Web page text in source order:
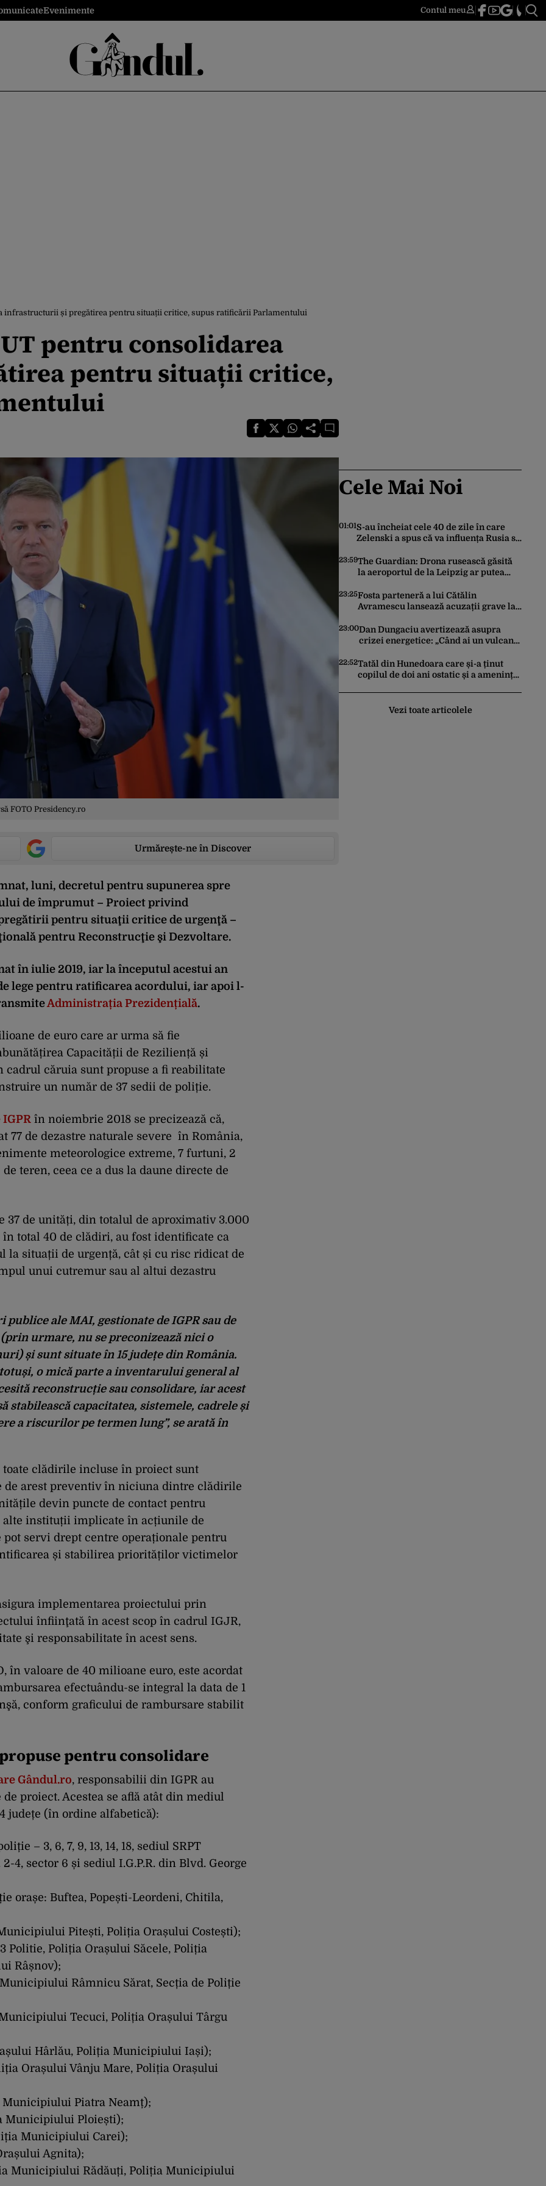
Evenimente Contul meu
infrastructurii și pregătirea pentru situații critice, supus ratificării Parlamentului
pentru consolidarea
pentru situații critice,
FOTO Presidency.ro
Urmărește-ne în Discover
luni, decretul pentru supunerea spre
de împrumut – Proiect privind
pentru situaţii critice de urgenţă –
pentru Reconstrucţie şi Dezvoltare.
în iulie 2019, iar la începutul acestui an
lege pentru ratificarea acordului, iar apoi l-
Administrația Prezidențială.
de euro care ar urma să fie
Capacității de Reziliență și
cadrul căruia sunt propuse a fi reabilitate
un număr de 37 sedii de poliție.
în noiembrie 2018 se precizează că,
77 de dezastre naturale severe în România,
meteorologice extreme, 7 furtuni, 2
teren, ceea ce a dus la daune directe de
37 de unități, din totalul de aproximativ 3.000
total 40 de clădiri, au fost identificate ca
la situații de urgență, cât și cu risc ridicat de
unui cutremur sau al altui dezastru
ale MAI, gestionate de IGPR sau de
urmare, nu se preconizează nici o
și sunt situate în 15 județe din România.
o mică parte a inventarului general al
reconstrucție sau consolidare, iar acest
stabilească capacitatea, sistemele, cadrele și
a riscurilor pe termen lung”, se arată în
clădirile incluse în proiect sunt
de arest preventiv în niciuna dintre clădirile
devin puncte de contact pentru
instituții implicate în acțiunile de
pot servi drept centre operaționale pentru
și stabilirea priorităților victimelor
implementarea proiectului prin
înfiinţată în acest scop în cadrul IGJR,
şi responsabilitate în acest sens.
în valoare de 40 milioane euro, este acordat
efectuându-se integral la data de 1
conform graficului de rambursare stabilit
pentru consolidare
Gândul.ro, responsabilii din IGPR au
proiect. Acestea se află atât din mediul
județe (în ordine alfabetică):
– 3, 6, 7, 9, 13, 14, 18, sediul SRPT
4, sector 6 și sediul I.G.P.R. din Blvd. George
orașe: Buftea, Popești-Leordeni, Chitila,
Pitești, Poliția Orașului Costești);
Politie, Poliția Orașului Săcele, Poliția
Râșnov);
Râmnicu Sărat, Secția de Poliție
Tecuci, Poliția Orașului Târgu
Hârlău, Poliția Municipiului Iași);
Orașului Vânju Mare, Poliția Orașului
Municipiului Piatra Neamț);
Municipiului Ploiești);
Municipiului Carei);
Agnita);
Municipiului Rădăuți, Poliția Municipiului
Cele Mai Noi
01:01S-au încheiat cele 40 de zile în care
Zelenski a spus că va influența Rusia să
operațiunea Kievului
23:59The Guardian: Drona rusească găsită
la aeroportul de la Leipzig ar putea
tensiunilor NATO-Rusia
23:25Fosta parteneră a lui Cătălin
Avramescu lansează acuzații grave la
sesizat DIICOT: „Făcea baie complet
dezbrăcat cu copiii”. Fostul consilier
23:00Dan Dungaciu avertizează asupra
crizei energetice: „Când ai un vulcan
leucoplast”
22:52Tatăl din Hunedoara care și-a ținut
copilul de doi ani ostatic și a amenințat
Vezi toate articolele